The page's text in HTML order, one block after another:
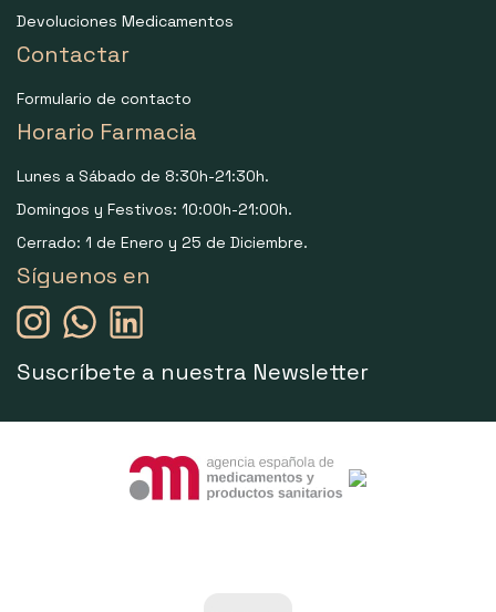
Devoluciones Medicamentos
Contactar
Formulario de contacto
Horario Farmacia
Lunes a Sábado de 8:30h-21:30h.
Domingos y Festivos: 10:00h-21:00h.
Cerrado: 1 de Enero y 25 de Diciembre.
Síguenos en
Suscríbete a nuestra Newsletter